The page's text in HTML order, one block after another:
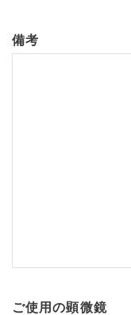
備考
ご使用の顕微鏡